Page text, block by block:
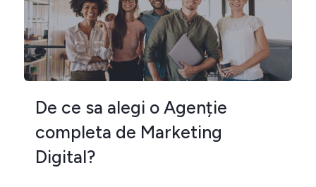
De ce sa alegi o Agenție
completa de Marketing
Digital?